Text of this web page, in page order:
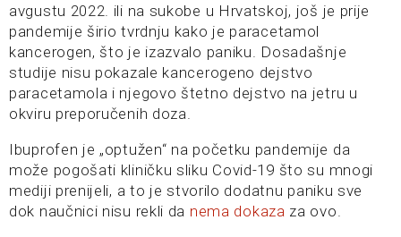
avgustu 2022. ili na sukobe u Hrvatskoj, još je prije
pandemije širio tvrdnju kako je paracetamol
kancerogen, što je izazvalo paniku. Dosadašnje
studije nisu pokazale kancerogeno dejstvo
paracetamola i njegovo štetno dejstvo na jetru u
okviru preporučenih doza.
Ibuprofen je „optužen“ na početku pandemije da
može pogošati kliničku sliku Covid-19 što su mnogi
mediji prenijeli, a to je stvorilo dodatnu paniku sve
dok naučnici nisu rekli da nema dokaza za ovo.